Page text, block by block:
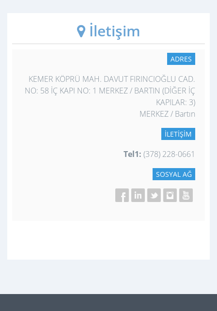
İletişim
ADRES
KEMER KÖPRÜ MAH. DAVUT FIRINCIOĞLU CAD.
NO: 58 İÇ KAPI NO: 1 MERKEZ / BARTIN (DİĞER İÇ
KAPILAR: 3)
MERKEZ / Bartın
İLETIŞIM
Tel1: (378) 228-0661
SOSYAL AĞ